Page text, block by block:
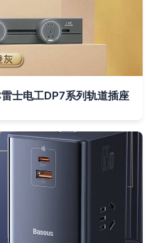
士电工DP7系列轨道插座